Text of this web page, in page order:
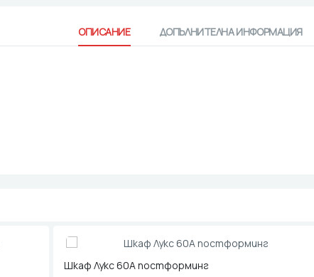
ОПИСАНИЕ ДОПЪЛНИТЕЛНА ИНФОРМАЦИЯ
Шкаф Лукс 60А постформинг